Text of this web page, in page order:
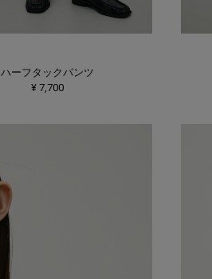
ハーフタックパンツ
¥ 7,700